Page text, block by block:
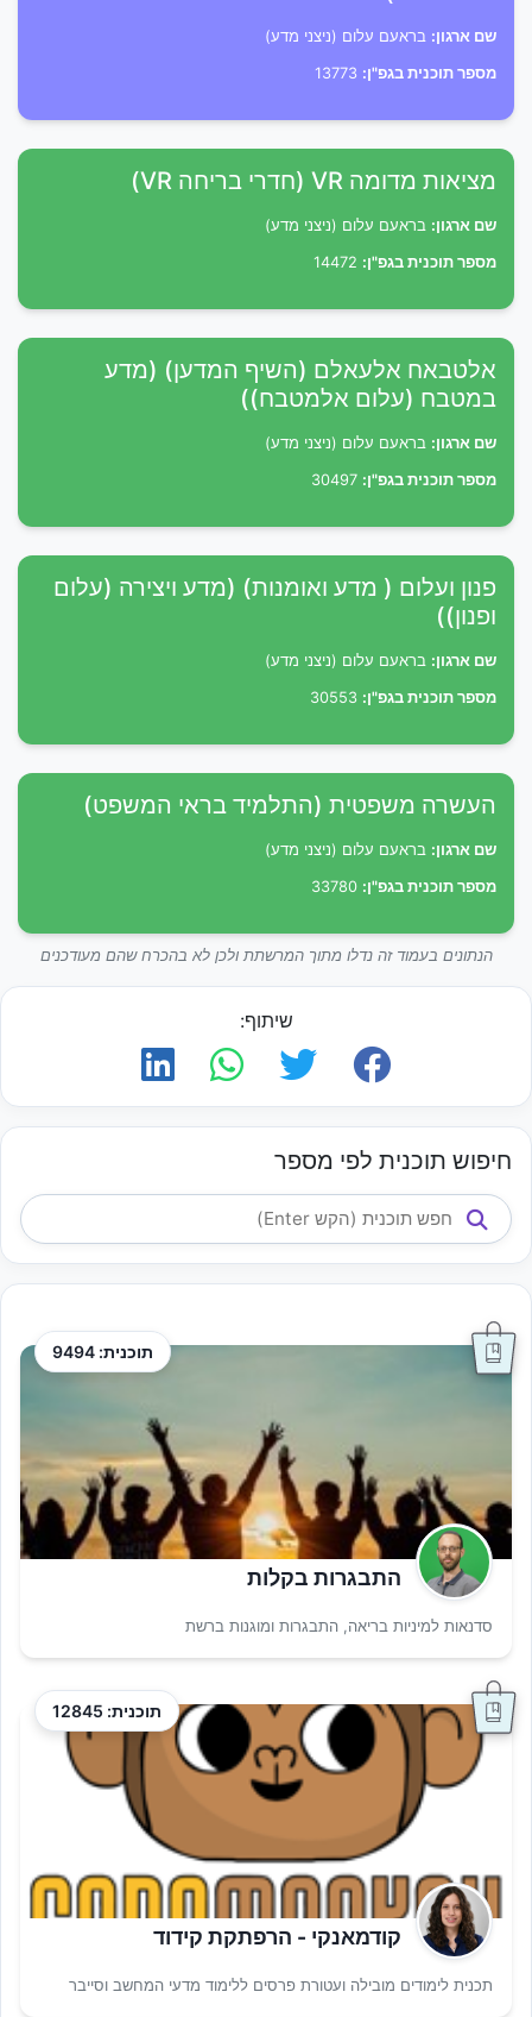
שם ארגון: בראעם עלום (ניצני מדע)
מספר תוכנית בגפ"ן:
מציאות מדומה VR (חדרי בריחה VR)
שם ארגון: בראעם עלום (ניצני מדע)
מספר תוכנית בגפ"ן:
אלטבאח אלעאלם (השיף המדען) (מדע
במטבח (עלום אלמטבח))
שם ארגון: בראעם עלום (ניצני מדע)
מספר תוכנית בגפ"ן:
פנון ועלום ( מדע ואומנות) (מדע ויצירה (עלום
ופנון))
שם ארגון: בראעם עלום (ניצני מדע)
מספר תוכנית בגפ"ן:
העשרה משפטית (התלמיד בראי המשפט)
שם ארגון: בראעם עלום (ניצני מדע)
מספר תוכנית בגפ"ן:
הנתונים בעמוד זה נדלו מתוך המרשתת ולכן לא בהכרח שהם מעודכנים
שיתוף:
חיפוש תוכנית לפי מספר
תוכנית: 9494
התבגרות בקלות
סדנאות למיניות בריאה, התבגרות ומוגנות ברשת
תוכנית: 12845
קודמאנקי - הרפתקת קידוד
תכנית לימודים מובילה ועטורת פרסים ללימוד מדעי המחשב וסייבר